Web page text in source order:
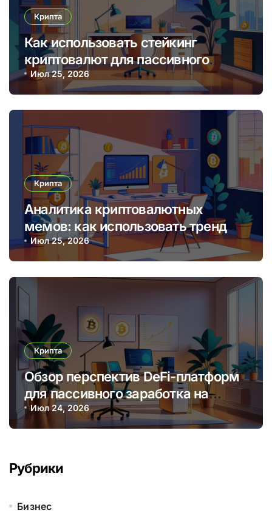
Крипта
Как использовать стейкинг
криптовалют для пассивного
дохода в 2025 году
Июл 25, 2026
Крипта
Аналитика криптовалютных
мемов: как использовать тренды
для прибыльных торговых
решений
Июл 25, 2026
Крипта
Обзор перспектив DeFi-платформ
для пассивного заработка на
криптовалютных стейкингах
Июл 24, 2026
Рубрики
Бизнес